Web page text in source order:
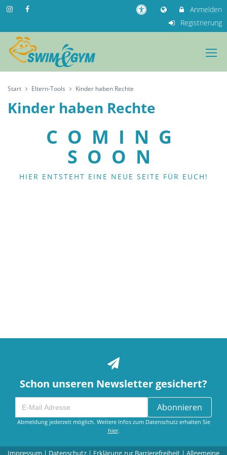
Anmelden
Registrierung
Start Eltern-Tools Kinder haben Rechte
Kinder haben Rechte
COMING
SOON
HIER ENTSTEHT EINE NEUE SEITE FÜR EUCH!
Schon unseren Newsletter gesichert?
Abonnieren
Abmeldung jederzeit möglich. Weitere Infos zum Datenschutz erhalten Sie
hier.
Impressum | Datenschutz | Erklärung zur Barrierefreiheit | Allgemeine